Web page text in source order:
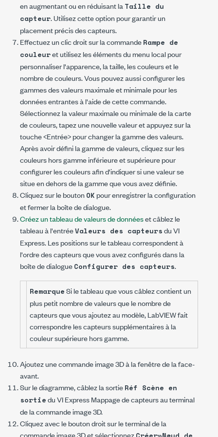
en augmentant ou en réduisant la Taille du
capteur. Utilisez cette option pour garantir un
placement précis des capteurs.
Effectuez un clic droit sur la commandeRampe de
couleuret utilisez les éléments du menu local pour
personnaliser l'apparence, la taille, les couleurs et le
nombre de couleurs. Vous pouvez aussi configurer les
gammes des valeurs maximale et minimale pour les
données entrantes à l'aide de cette commande.
Sélectionnez la valeur maximale ou minimale de la carte
de couleurs, tapez une nouvelle valeur et appuyez sur la
touche <Entrée> pour changer la gamme des valeurs.
Après avoir défini la gamme de valeurs, cliquez sur les
couleurs hors gamme inférieure et supérieure pour
configurer les couleurs afin d'indiquer si une valeur se
situe en dehors de la gamme que vous avez définie.
Cliquez sur le boutonOK pour enregistrer la configuration
et fermer la boîte de dialogue.
Créez un tableau de valeurs de donnéeset câblez le
tableau à l'entréeValeurs des capteursdu VI
Express. Les positions sur le tableau correspondent à
l'ordre des capteurs que vous avez configurés dans la
boîte de dialogueConfigurer des capteurs.
RemarqueSi le tableau que vous câblez contient un
plus petit nombre de valeurs que le nombre de
capteurs que vous ajoutez au modèle, LabVIEW fait
correspondre les capteurs supplémentaires à la
couleur supérieure hors gamme.
Ajoutez une commande image 3D à la fenêtre de la face-
avant.
Sur le diagramme, câblez la sortieRéf Scène en
sortiedu VI Express Mappage de capteurs au terminal
de la commande image 3D.
Cliquez avec le bouton droit sur le terminal de la
commande image 3D et sélectionnez